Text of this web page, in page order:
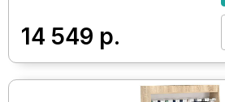
14 549 р.